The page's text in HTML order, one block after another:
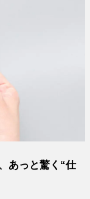
あっと驚く“仕